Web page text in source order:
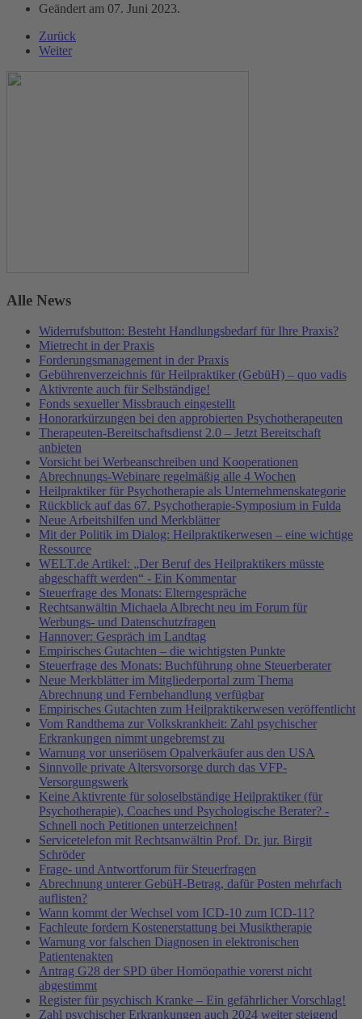
Geändert am 07. Juni 2023.
Zurück
Weiter
Alle News
Widerrufsbutton: Besteht Handlungsbedarf für Ihre Praxis?
Mietrecht in der Praxis
Forderungsmanagement in der Praxis
Gebührenverzeichnis für Heilpraktiker (GebüH) – quo vadis
Aktivrente auch für Selbständige!
Fonds sexueller Missbrauch eingestellt
Honorarkürzungen bei den approbierten Psychotherapeuten
Therapeuten-Bereitschaftsdienst 2.0 – Jetzt Bereitschaft
anbieten
Vorsicht bei Werbeanschreiben und Kooperationen
Abrechnungs-Webinare regelmäßig alle 4 Wochen
Heilpraktiker für Psychotherapie als Unternehmenskategorie
Rückblick auf das 67. Psychotherapie-Symposium in Fulda
Neue Arbeitshilfen und Merkblätter
Mit der Politik im Dialog: Heilpraktikerwesen – eine wichtige
Ressource
WELT.de Artikel: „Der Beruf des Heilpraktikers müsste
abgeschafft werden“ - Ein Kommentar
Steuerfrage des Monats: Elterngespräche
Rechtsanwältin Michaela Albrecht neu im Forum für
Werbungs- und Datenschutzfragen
Hannover: Gespräch im Landtag
Empirisches Gutachten – die wichtigsten Punkte
Steuerfrage des Monats: Buchführung ohne Steuerberater
Neue Merkblätter im Mitgliederportal zum Thema
Abrechnung und Fernbehandlung verfügbar
Empirisches Gutachten zum Heilpraktikerwesen veröffentlicht
Vom Randthema zur Volkskrankheit: Zahl psychischer
Erkrankungen nimmt ungebremst zu
Warnung vor unseriösem Opalverkäufer aus den USA
Sinnvolle private Altersvorsorge durch das VFP-
Versorgungswerk
Keine Aktivrente für soloselbständige Heilpraktiker (für
Psychotherapie), Coaches und Psychologische Berater? -
Schnell noch Petitionen unterzeichnen!
Servicetelefon mit Rechtsanwältin Prof. Dr. jur. Birgit
Schröder
Frage- und Antwortforum für Steuerfragen
Abrechnung unterer GebüH-Betrag, dafür Posten mehrfach
auflisten?
Wann kommt der Wechsel vom ICD-10 zum ICD-11?
Fachleute fordern Kostenerstattung bei Musiktherapie
Warnung vor falschen Diagnosen in elektronischen
Patientenakten
Antrag G28 der SPD über Homöopathie vorerst nicht
abgestimmt
Register für psychisch Kranke – Ein gefährlicher Vorschlag!
Zahl psychischer Erkrankungen auch 2024 weiter steigend